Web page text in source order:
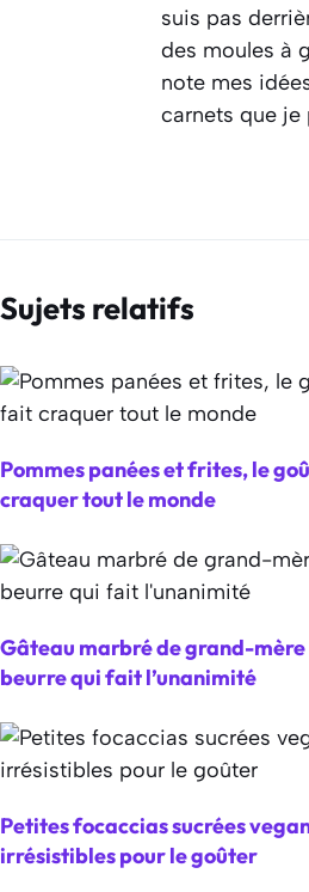
suis pas
des moules à
note mes
carnets que je
Sujets relatifs
Pommes panées et frites, le
craquer tout le monde
Gâteau marbré de grand-mère
beurre qui fait l’unanimité
Petites focaccias sucrées
irrésistibles pour le goûter